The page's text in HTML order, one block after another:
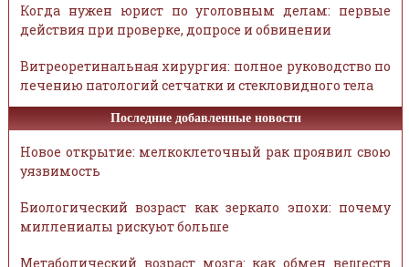
Когда нужен юрист по уголовным делам: первые
действия при проверке, допросе и обвинении
Витреоретинальная хирургия: полное руководство по
лечению патологий сетчатки и стекловидного тела
Последние добавленные новости
Новое открытие: мелкоклеточный рак проявил свою
уязвимость
Биологический возраст как зеркало эпохи: почему
миллениалы рискуют больше
Метаболический возраст мозга: как обмен веществ